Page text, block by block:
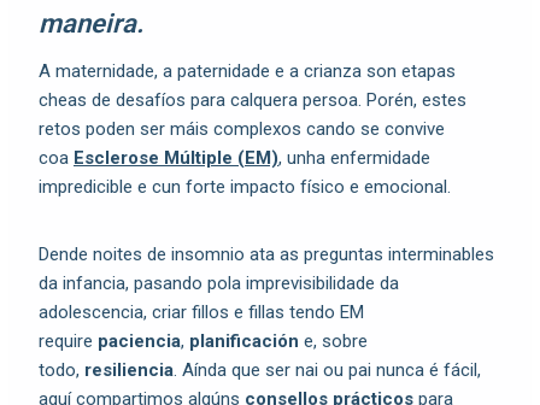
maneira.
A maternidade, a paternidade e a crianza son etapas
cheas de desafíos para calquera persoa. Porén, estes
retos poden ser máis complexos cando se convive
coa Esclerose Múltiple (EM), unha enfermidade
impredicible e cun forte impacto físico e emocional.
Dende noites de insomnio ata as preguntas interminables
da infancia, pasando pola imprevisibilidade da
adolescencia, criar fillos e fillas tendo EM
require paciencia, planificación e, sobre
todo, resiliencia. Aínda que ser nai ou pai nunca é fácil,
aquí compartimos algúns consellos prácticos para